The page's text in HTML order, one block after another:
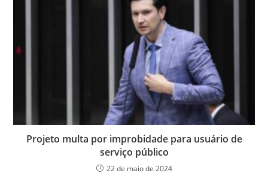
Projeto multa por improbidade para usuário de
serviço público
22 de maio de 2024